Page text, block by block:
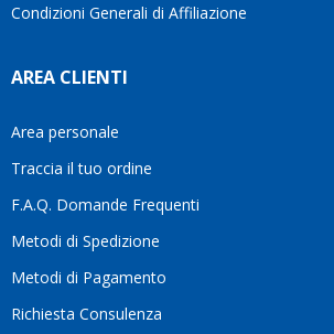
Condizioni Generali di Affiliazione
AREA CLIENTI
Area personale
Traccia il tuo ordine
F.A.Q. Domande Frequenti
Metodi di Spedizione
Metodi di Pagamento
Richiesta Consulenza